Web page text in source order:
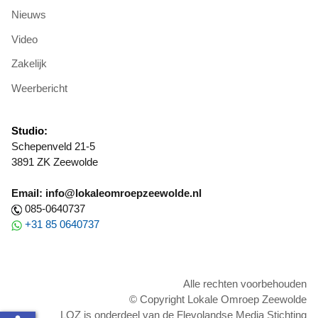
Nieuws
Video
Zakelijk
Weerbericht
Studio:
Schepenveld 21-5
3891 ZK Zeewolde
Email: info@lokaleomroepzeewolde.nl
085-0640737
+31 85 0640737
Alle rechten voorbehouden
© Copyright Lokale Omroep Zeewolde
LOZ is onderdeel van de Flevolandse Media Stichting